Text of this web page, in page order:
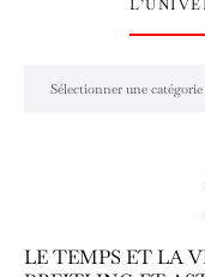
LE TEMPS ET LA